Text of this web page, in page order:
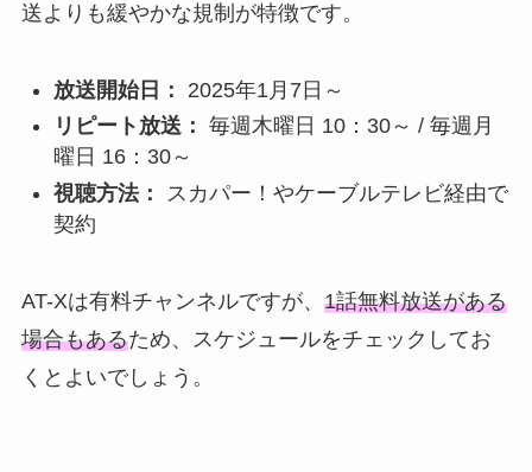
送よりも緩やかな規制が特徴です。
放送開始日：
2025年1月7日～
リピート放送： 毎週木曜日 10：30～ / 毎週月
曜日 16：30～
視聴方法：
スカパー！やケーブルテレビ経由で
契約
AT-Xは有料チャンネルですが、 1話無料放送がある
場合もあるため、スケジュールをチェックしてお
くとよいでしょう。